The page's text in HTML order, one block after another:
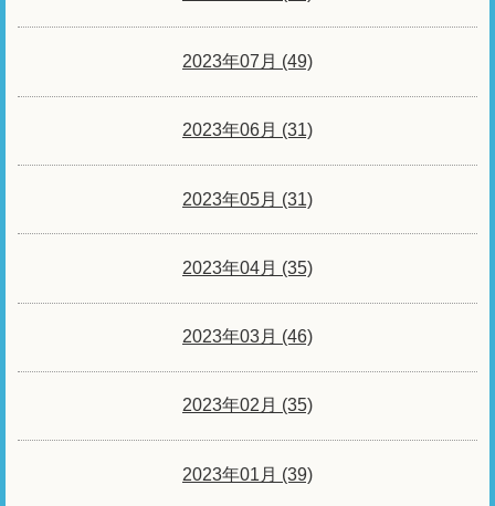
2023年07月 (49)
2023年06月 (31)
2023年05月 (31)
2023年04月 (35)
2023年03月 (46)
2023年02月 (35)
2023年01月 (39)